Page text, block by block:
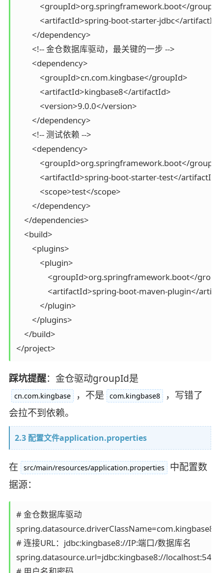
<groupId>org.springframework.boot</
<artifactId>spring-boot-starter-jdbc</
        </dependency>
        <!-- 金仓数据库驱动，最关键的一步 -->
        <dependency>
            <groupId>cn.com.kingbase</groupId>
            <artifactId>kingbase8</artifactId>
            <version>9.0.0</version>
        </dependency>
        <!-- 测试依赖 -->
        <dependency>
<groupId>org.springframework.boot</
<artifactId>spring-boot-starter-test</
            <scope>test</scope>
        </dependency>
    </dependencies>
    <build>
        <plugins>
            <plugin>
<groupId>org.springframework.boot</
<artifactId>spring-boot-maven-plugin</
            </plugin>
        </plugins>
    </build>
</project>
踩坑提醒：金仓驱动groupId是
cn.com.kingbase ，不是 com.kingbase8
，写错了
会拉不到依赖。
2.3 配置文件application.properties
在 src/main/resources/application.properties
中配置数
据源：
# 金仓数据库驱动
# 连接URL：jdbc:kingbase8://IP:端口/数据库名
spring.datasource.url=jdbc:kingbase8://